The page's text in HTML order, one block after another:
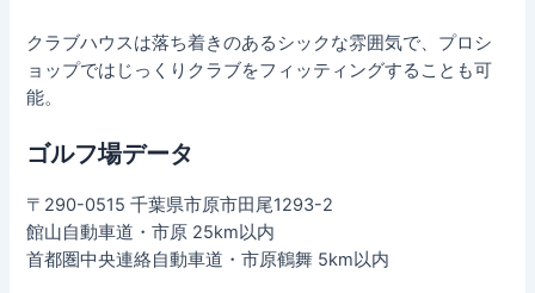
クラブハウスは落ち着きのあるシックな雰囲気で、プロシ
ョップではじっくりクラブをフィッティングすることも可
能。
ゴルフ場データ
〒290-0515 千葉県市原市田尾1293-2
館山自動車道・市原 25km以内
首都圏中央連絡自動車道・市原鶴舞 5km以内